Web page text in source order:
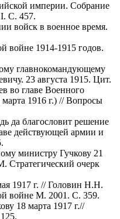
империи. Собрание
C. 457.
войск в военное время.
1914-1915 годов.
главнокомандующему
23 августа 1915. Цит.
во главе Военного
1916 г.) // Вопросы
да благословит решение
действующей армии и
министру Гучкову 21
Стратегический очерк
1917 г. // Головин Н.Н.
войне М. 2001. С. 359.
18 марта 1917 г.//